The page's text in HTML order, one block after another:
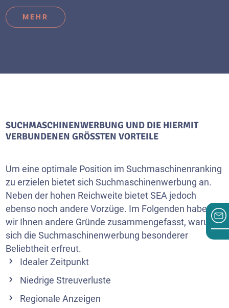
MEHR
SUCHMASCHINENWERBUNG UND DIE HIERMIT
VERBUNDENEN GRÖSSTEN VORTEILE
Um eine optimale Position im Suchmaschinenranking
zu erzielen bietet sich Suchmaschinenwerbung an.
Neben der hohen Reichweite bietet SEA jedoch
ebenso noch andere Vorzüge. Im Folgenden haben
wir Ihnen andere Gründe zusammengefasst, warum
sich die Suchmaschinenwerbung besonderer
Beliebtheit erfreut.
Idealer Zeitpunkt
Niedrige Streuverluste
Regionale Anzeigen